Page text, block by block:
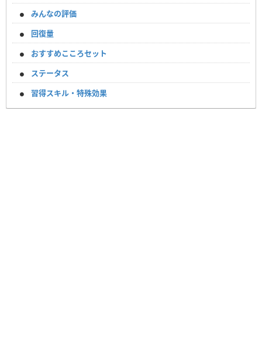
みんなの評価
回復量
おすすめこころセット
ステータス
習得スキル・特殊効果